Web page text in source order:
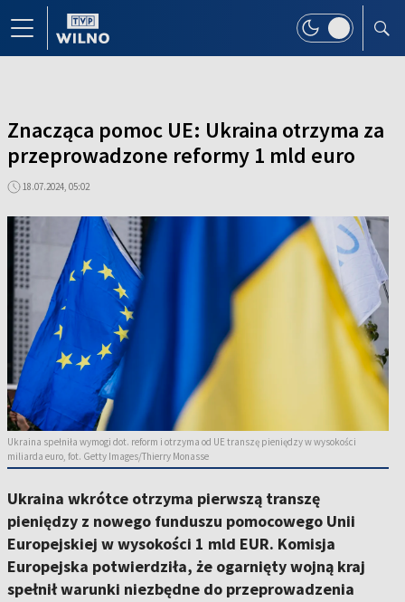
Znacząca pomoc UE: Ukraina otrzyma za
przeprowadzone reformy 1 mld euro
18.07.2024, 05:02
Ukraina spełniła wymogi dot. reform i otrzyma od UE transzę pieniędzy w wysokości
miliarda euro, fot. Getty Images/Thierry Monasse
Ukraina wkrótce otrzyma pierwszą transzę
pieniędzy z nowego funduszu pomocowego Unii
Europejskiej w wysokości 1 mld EUR. Komisja
Europejska potwierdziła, że ogarnięty wojną kraj
spełnił warunki niezbędne do przeprowadzenia